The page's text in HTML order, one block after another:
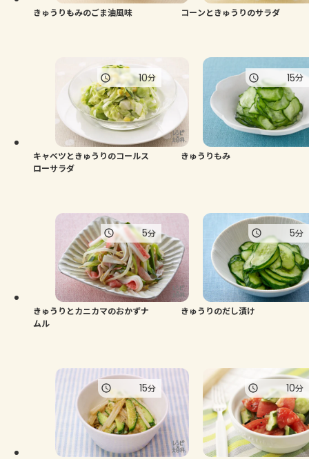
きゅうりもみのごま油風味 コーンときゅうりのサラダ
キャベツときゅうりのコールス
ローサラダ
10分
きゅうりもみ
15分
きゅうりとカニカマのおかずナ
ムル
5分
きゅうりのだし漬け
5分
15分 10分